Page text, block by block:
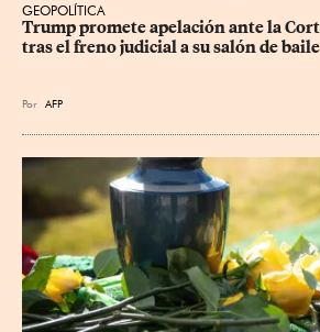
GEOPOLÍTICA
Trump promete apelación ante la
tras el freno judicial a su salón de baile
Por AFP